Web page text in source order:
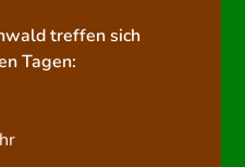
treffen sich
Tagen: